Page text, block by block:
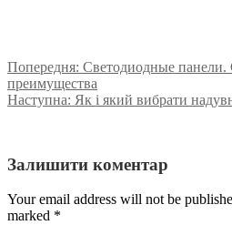
Попередня: Светодиодные панели.
преимущества
Наступна: Як і який вибрати
Залишити коментар
Your email address will not be
marked *